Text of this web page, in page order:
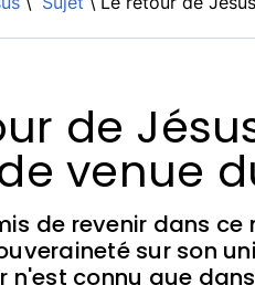
de
venue
de revenir dans
sur son
n'est connu que